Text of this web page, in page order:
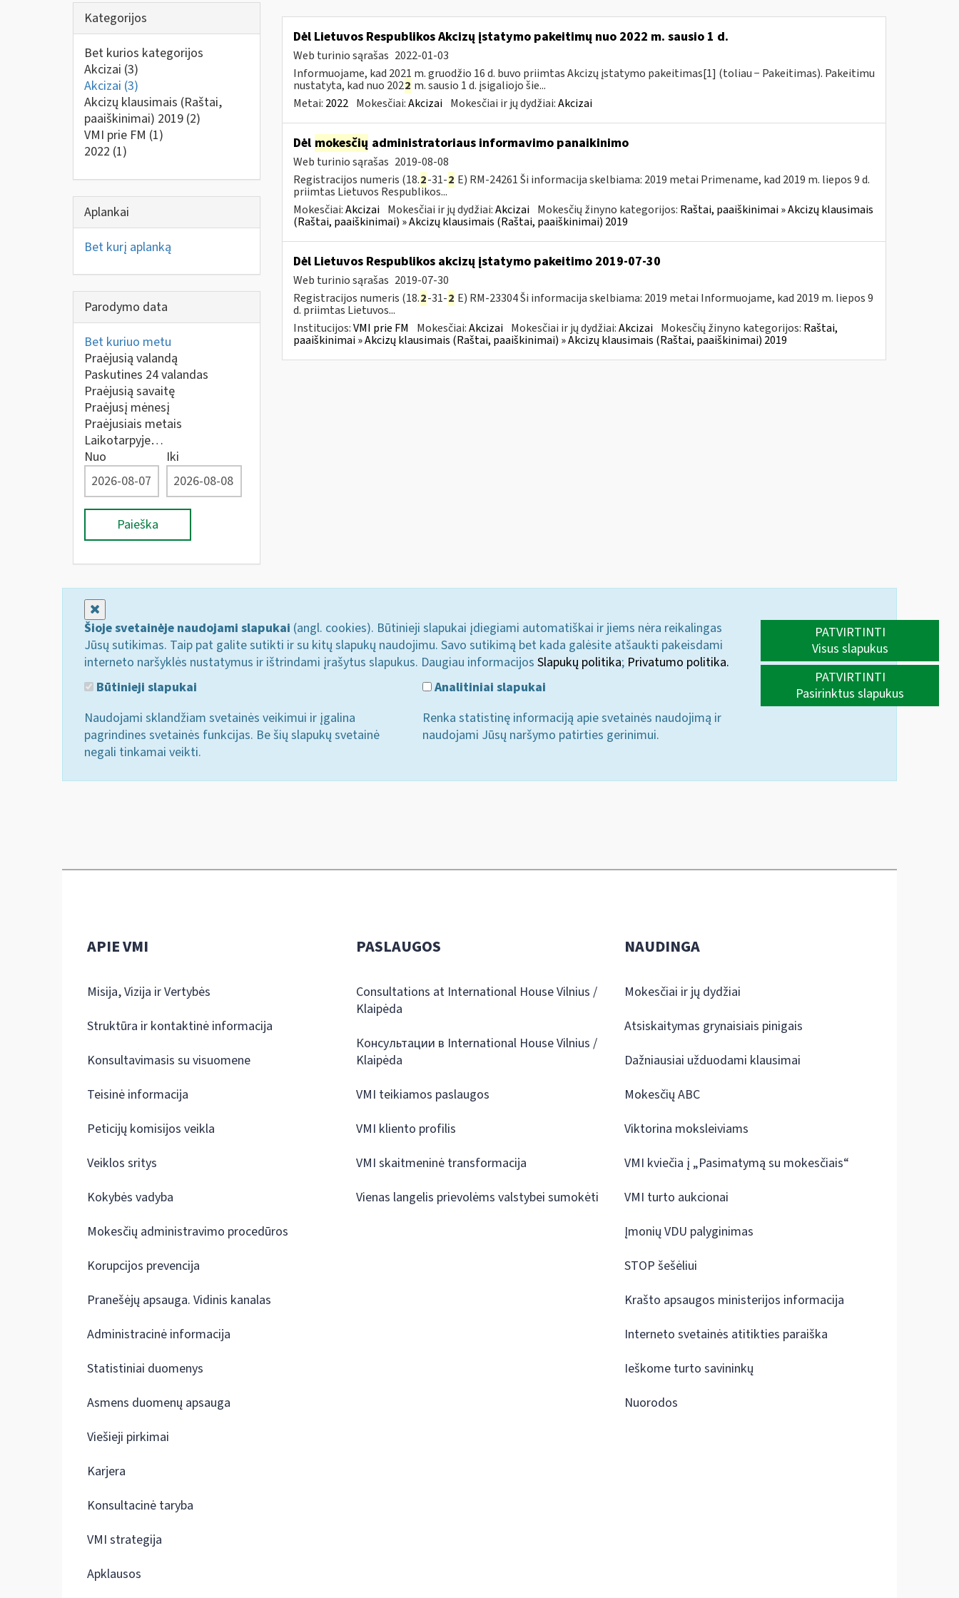
Kategorijos
Bet kurios kategorijos
Akcizai (3)
Akcizai (3)
Akcizų klausimais (Raštai,
paaiškinimai) 2019 (2)
VMI prie FM (1)
2022 (1)
Aplankai
Bet kurį aplanką
Parodymo data
Bet kuriuo metu
Praėjusią valandą
Paskutines 24 valandas
Praėjusią savaitę
Praėjusį mėnesį
Praėjusiais metais
Laikotarpyje…
Nuo
Iki
Paieška
Dėl Lietuvos Respublikos Akcizų įstatymo pakeitimų nuo 2022 m. sausio 1 d.
Web turinio sąrašas 2022-01-03
Informuojame, kad 2021 m. gruodžio 16 d. buvo priimtas Akcizų įstatymo pakeitimas[1] (toliau − Pakeitimas). Pakeitimu
nustatyta, kad nuo 2022 m. sausio 1 d. įsigaliojo šie...
Metai: 2022 Mokesčiai:Akcizai Mokesčiai ir jų dydžiai:Akcizai
Dėl mokesčių administratoriaus informavimo panaikinimo
Web turinio sąrašas 2019-08-08
Registracijos numeris (18.2-31-2 E) RM-24261 Ši informacija skelbiama: 2019 metai Primename, kad 2019 m. liepos 9 d.
priimtas Lietuvos Respublikos...
Mokesčiai:Akcizai Mokesčiai ir jų dydžiai:Akcizai Mokesčių žinyno kategorijos: Raštai, paaiškinimai » Akcizų klausimais
(Raštai, paaiškinimai) » Akcizų klausimais (Raštai, paaiškinimai) 2019
Dėl Lietuvos Respublikos akcizų įstatymo pakeitimo 2019-07-30
Web turinio sąrašas 2019-07-30
Registracijos numeris (18.2-31-2 E) RM-23304 Ši informacija skelbiama: 2019 metai Informuojame, kad 2019 m. liepos 9
d. priimtas Lietuvos...
Institucijos:VMI prie FM Mokesčiai:Akcizai Mokesčiai ir jų dydžiai:Akcizai Mokesčių žinyno kategorijos: Raštai,
paaiškinimai » Akcizų klausimais (Raštai, paaiškinimai) » Akcizų klausimais (Raštai, paaiškinimai) 2019
Šioje svetainėje naudojami slapukai (angl. cookies). Būtinieji slapukai įdiegiami automatiškai ir jiems nėra reikalingas
Jūsų sutikimas. Taip pat galite sutikti ir su kitų slapukų naudojimu. Savo sutikimą bet kada galėsite atšaukti pakeisdami
interneto naršyklės nustatymus ir ištrindami įrašytus slapukus. Daugiau informacijos Slapukų politika; Privatumo politika.
Būtinieji slapukai
Naudojami sklandžiam svetainės veikimui ir įgalina
pagrindines svetainės funkcijas. Be šių slapukų svetainė
negali tinkamai veikti.
Analitiniai slapukai
Renka statistinę informaciją apie svetainės naudojimą ir
naudojami Jūsų naršymo patirties gerinimui.
PATVIRTINTI
Visus slapukus
PATVIRTINTI
Pasirinktus slapukus
APIE VMI
Misija, Vizija ir Vertybės
Struktūra ir kontaktinė informacija
Konsultavimasis su visuomene
Teisinė informacija
Peticijų komisijos veikla
Veiklos sritys
Kokybės vadyba
Mokesčių administravimo procedūros
Korupcijos prevencija
Pranešėjų apsauga. Vidinis kanalas
Administracinė informacija
Statistiniai duomenys
Asmens duomenų apsauga
Viešieji pirkimai
Karjera
Konsultacinė taryba
VMI strategija
Apklausos
PASLAUGOS
Consultations at International House Vilnius /
Klaipėda
Консультации в International House Vilnius /
Klaipėda
VMI teikiamos paslaugos
VMI kliento profilis
VMI skaitmeninė transformacija
Vienas langelis prievolėms valstybei sumokėti
NAUDINGA
Mokesčiai ir jų dydžiai
Atsiskaitymas grynaisiais pinigais
Dažniausiai užduodami klausimai
Mokesčių ABC
Viktorina moksleiviams
VMI kviečia į „Pasimatymą su mokesčiais“
VMI turto aukcionai
Įmonių VDU palyginimas
STOP šešėliui
Krašto apsaugos ministerijos informacija
Interneto svetainės atitikties paraiška
Ieškome turto savininkų
Nuorodos